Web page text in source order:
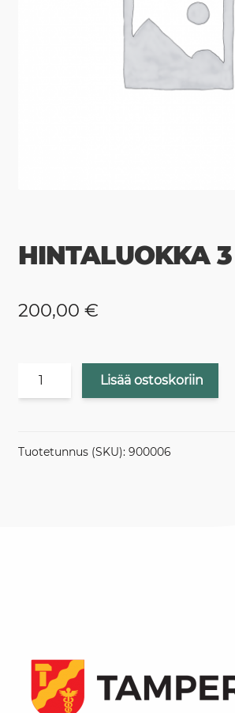
HINTALUOKKA 3
200,00 €
Hintaluokka
Lisää ostoskoriin
Tuotetunnus (SKU): 900006